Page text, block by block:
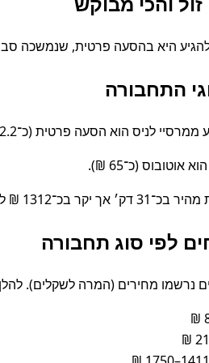
שנמשכה סביב 2.2 שעות. האפשרות הזולה ביותר עלתה כ־35 ₪, בדרך של
התחבורה
לניס הוא הסעה פרטית (כ־2.2 שעות).
(כ־65 ₪).
₪ לעומת אוטובוס.
לפי סוג תחבורה